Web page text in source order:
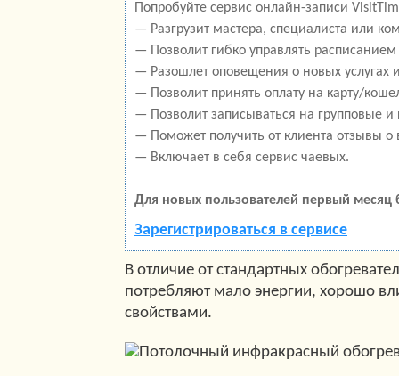
Попробуйте сервис онлайн-записи
— Разгрузит мастера, специалиста или
— Позволит гибко управлять расписанием
— Разошлет оповещения о новых услугах
— Позволит принять оплату на карту/
— Позволит записываться на групповые
— Поможет получить от клиента отзывы о
— Включает в себя сервис чаевых.
Для новых пользователей первый месяц
Зарегистрироваться в сервисе
В отличие от стандартных
потребляют мало энергии, хорошо
свойствами.